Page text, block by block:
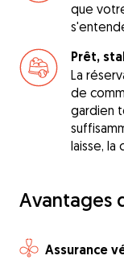
que
Prêt,
La
de
gardien
laisse,
Avantages
Assurance